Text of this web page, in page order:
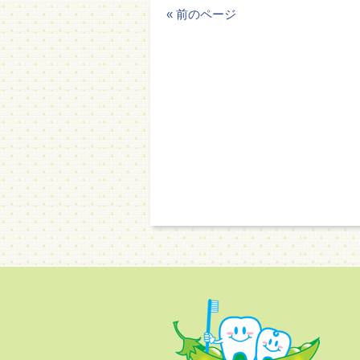
« 前のページ